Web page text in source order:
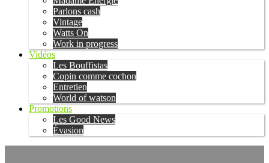
Parlons cash
Vintage
Watts On
Work in progress
Vidéos
Les Bouffistas
Copin comme cochon
Entretien
World of watson
Promotions
Les Good News
Évasion